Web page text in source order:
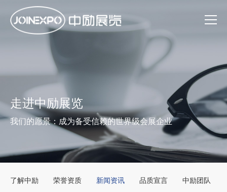
走进中励展览
我们的愿景：成为备受信赖的世界级会展企业
了解中励 荣誉资质 新闻资讯 品质宣言 中励团队